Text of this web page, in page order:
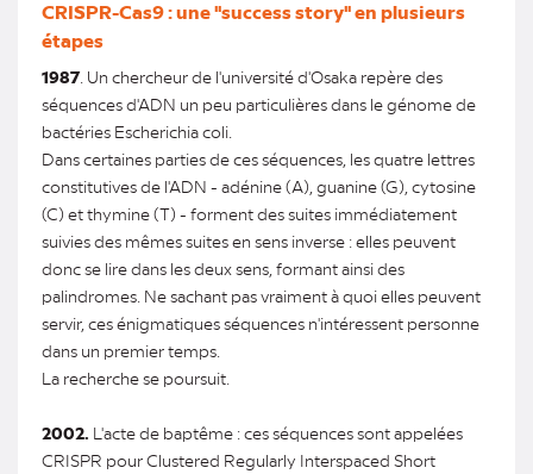
CRISPR-Cas9 : une "success story" en plusieurs
étapes
1987. Un chercheur de l'université d'Osaka repère des
séquences d'ADN un peu particulières dans le génome de
bactéries Escherichia coli.
Dans certaines parties de ces séquences, les quatre lettres
constitutives de l'ADN - adénine (A), guanine (G), cytosine
(C) et thymine (T) - forment des suites immédiatement
suivies des mêmes suites en sens inverse : elles peuvent
donc se lire dans les deux sens, formant ainsi des
palindromes. Ne sachant pas vraiment à quoi elles peuvent
servir, ces énigmatiques séquences n'intéressent personne
dans un premier temps.
La recherche se poursuit.
2002. L'acte de baptême : ces séquences sont appelées
CRISPR pour Clustered Regularly Interspaced Short